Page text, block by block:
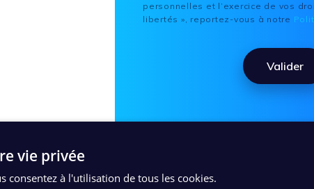
personnelles et l’exercice de vos
libertés », reportez-vous à notre
Valider
vie privée
consentez à l'utilisation de tous les cookies.